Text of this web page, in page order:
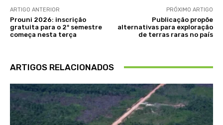
ARTIGO ANTERIOR
Prouni 2026: inscrição
gratuita para o 2º semestre
começa nesta terça
PRÓXIMO ARTIGO
Publicação propõe
alternativas para exploração
de terras raras no país
ARTIGOS RELACIONADOS